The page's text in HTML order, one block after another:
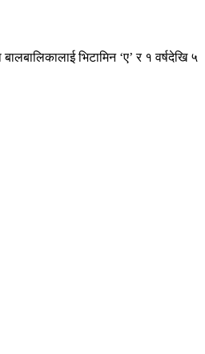
भिटामिन ‘ए’ र १ वर्षदेखि ५